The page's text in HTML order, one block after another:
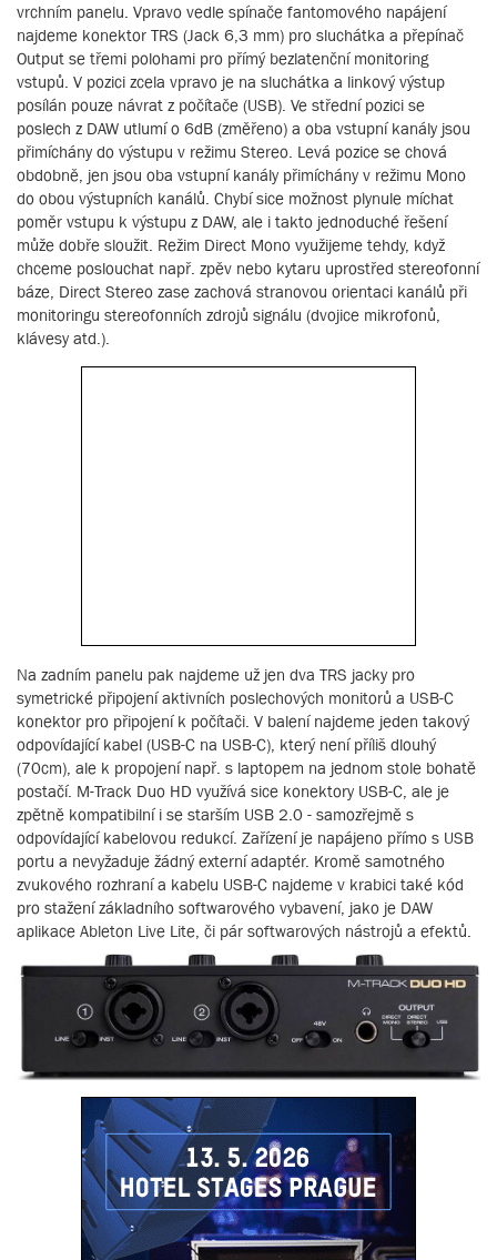
vrchním panelu. Vpravo vedle spínače fantomového napájení
najdeme konektor TRS (Jack 6,3 mm) pro sluchátka a přepínač
Output se třemi polohami pro přímý bezlatenční monitoring
vstupů. V pozici zcela vpravo je na sluchátka a linkový výstup
posílán pouze návrat z počítače (USB). Ve střední pozici se
poslech z DAW utlumí o 6dB (změřeno) a oba vstupní kanály jsou
přimíchány do výstupu v režimu Stereo. Levá pozice se chová
obdobně, jen jsou oba vstupní kanály přimíchány v režimu Mono
do obou výstupních kanálů. Chybí sice možnost plynule míchat
poměr vstupu k výstupu z DAW, ale i takto jednoduché řešení
může dobře sloužit. Režim Direct Mono využijeme tehdy, když
chceme poslouchat např. zpěv nebo kytaru uprostřed stereofonní
báze, Direct Stereo zase zachová stranovou orientaci kanálů při
monitoringu stereofonních zdrojů signálu (dvojice mikrofonů,
klávesy atd.).
Na zadním panelu pak najdeme už jen dva TRS jacky pro
symetrické připojení aktivních poslechových monitorů a USB-C
konektor pro připojení k počítači. V balení najdeme jeden takový
odpovídající kabel (USB-C na USB-C), který není příliš dlouhý
(70cm), ale k propojení např. s laptopem na jednom stole bohatě
postačí. M-Track Duo HD využívá sice konektory USB-C, ale je
zpětně kompatibilní i se starším USB 2.0 - samozřejmě s
odpovídající kabelovou redukcí. Zařízení je napájeno přímo s USB
portu a nevyžaduje žádný externí adaptér. Kromě samotného
zvukového rozhraní a kabelu USB-C najdeme v krabici také kód
pro stažení základního softwarového vybavení, jako je DAW
aplikace Ableton Live Lite, či pár softwarových nástrojů a efektů.